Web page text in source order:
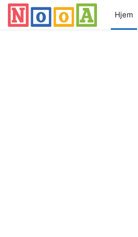
Gå til hovedinnhold
Hjem